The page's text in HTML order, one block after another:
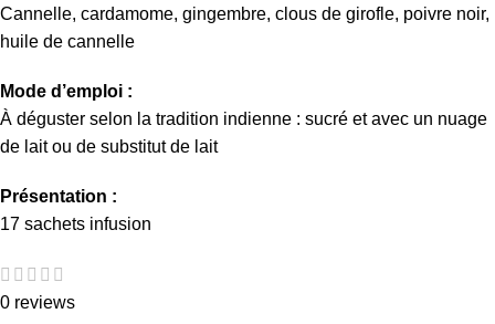
Cannelle, cardamome, gingembre, clous de girofle, poivre noir,
huile de cannelle
Mode d’emploi :
À déguster selon la tradition indienne : sucré et avec un nuage
de lait ou de substitut de lait
Présentation :
17 sachets infusion
0 reviews